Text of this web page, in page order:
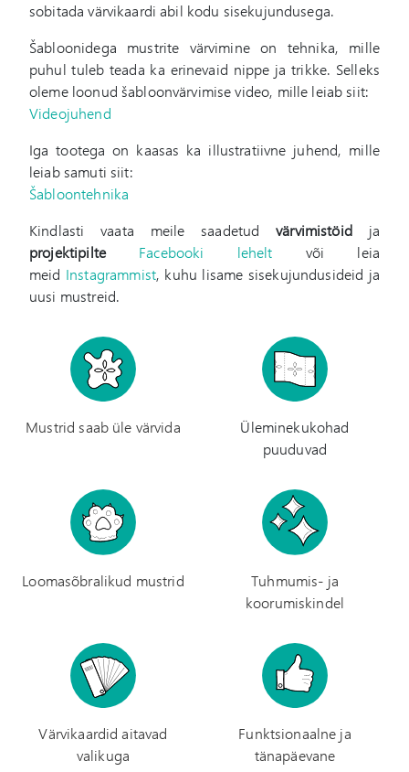
sobitada värvikaardi abil kodu sisekujundusega.
Šabloonidega mustrite värvimine on tehnika, mille
puhul tuleb teada ka erinevaid nippe ja trikke. Selleks
oleme loonud šabloonvärvimise video, mille leiab siit:
Videojuhend
Iga tootega on kaasas ka illustratiivne juhend, mille
leiab samuti siit:
Šabloontehnika
Kindlasti vaata meile saadetudvärvimistöidja
projektipilte
Facebooki lehelt või leia
meid Instagrammist, kuhu lisame sisekujundusideid ja
uusi mustreid.
Mustrid saab üle värvida
Üleminekukohad
puuduvad
Loomasõbralikud mustrid
Tuhmumis- ja
koorumiskindel
Värvikaardid aitavad
valikuga
Funktsionaalne ja
tänapäevane